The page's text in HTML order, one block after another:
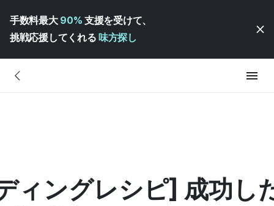
手数料最大 90% 支援を受けて、
挑戦応援してくれる 味方探し
ィングレシピ] 成功し